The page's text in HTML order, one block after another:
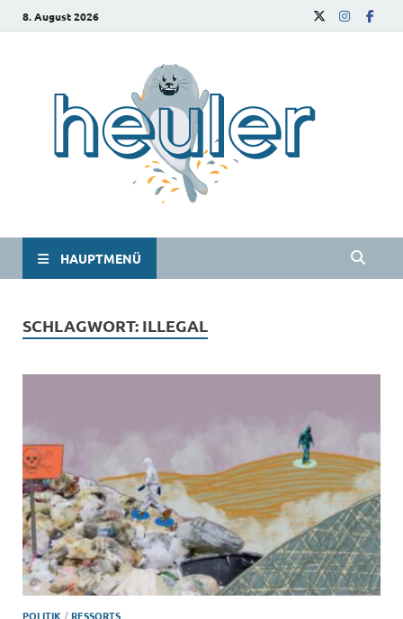
8. August 2026
HAUPTMENÜ
SCHLAGWORT: ILLEGAL
POLITIK /RESSORTS